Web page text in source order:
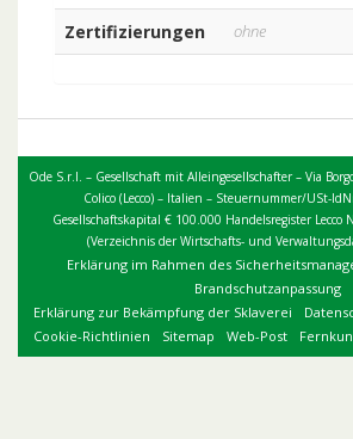
Zertifizierungen ohne
Ode S.r.l. – Gesellschaft mit Alleingesellschafter – Via
Colico (Lecco) – Italien – Steuernummer/USt-
Gesellschaftskapital € 100.000 Handelsregister Lecco
(Verzeichnis der Wirtschafts- und
Erklärung im Rahmen des
Brandschutzanpassung
Erklärung zur Bekämpfung der Sklaverei
Cookie-Richtlinien
Sitemap Web-Post